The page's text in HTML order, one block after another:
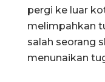
pergi ke luar
melimpahkan
salah seorang
menunaikan